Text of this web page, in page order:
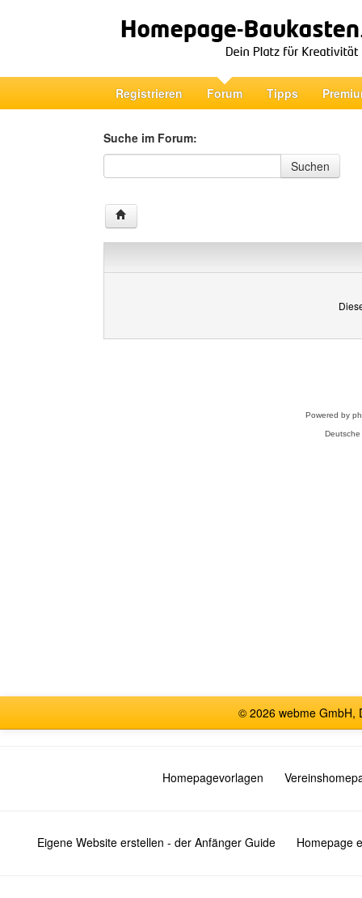
Registrieren Forum Tipps
Suche im Forum:
Suche im Forum
Suchen
Powered by
© 2026 webme GmbH,
Homepagevorlagen
Eigene Website erstellen - der Anfänger Guide Homepage